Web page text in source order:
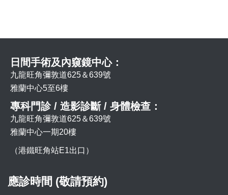
日間手術及內窺鏡中心：
九龍旺角彌敦道625＆639號
雅蘭中心5至6樓
專科門診 / 造影診斷 / 身體檢查：
九龍旺角彌敦道625＆639號
雅蘭中心一期20樓
（港鐵旺角站E1出口）
應診時間 (敬請預約)